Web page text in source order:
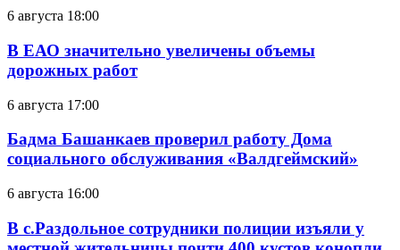
6 августа 18:00
В ЕАО значительно увеличены объемы
дорожных работ
6 августа 17:00
Бадма Башанкаев проверил работу Дома
социального обслуживания «Валдгеймский»
6 августа 16:00
В с.Раздольное сотрудники полиции изъяли у